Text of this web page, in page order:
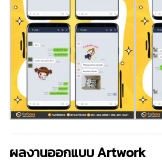
ผลงานออกแบบ Artwork